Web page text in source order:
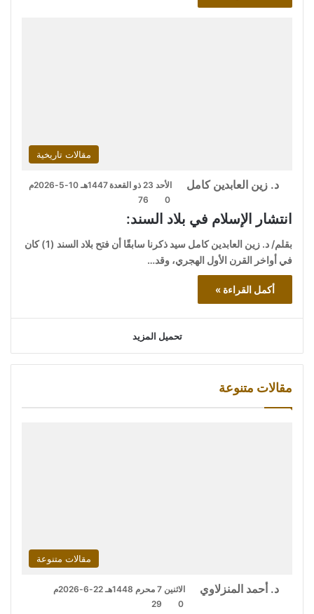
مقالات تاريخية
د. زين العابدين كامل
الأحد 23 ذو القعدة 1447هـ 10-5-2026م
0
76
انتشار الإسلام في بلاد السند:
بقلم/ د. زين العابدين كامل سيد ذكرنا سابقًا أن فتح بلاد السند (1) كان
في أواخر القرن الأول الهجري، وقد…
أكمل القراءة »
تحميل المزيد
مقالات متنوعة
مقالات متنوعة
د. أحمد المنزلاوي
الاثنين 7 محرم 1448هـ 22-6-2026م
0
29